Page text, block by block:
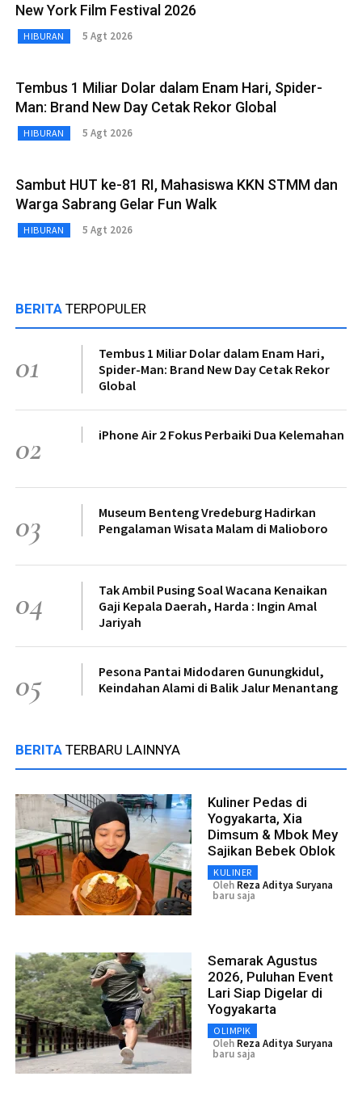
New York Film Festival 2026
HIBURAN 5 Agt 2026
Tembus 1 Miliar Dolar dalam Enam Hari, Spider-
Man: Brand New Day Cetak Rekor Global
HIBURAN 5 Agt 2026
Sambut HUT ke-81 RI, Mahasiswa KKN STMM dan
Warga Sabrang Gelar Fun Walk
HIBURAN 5 Agt 2026
BERITA TERPOPULER
01
Tembus 1 Miliar Dolar dalam Enam Hari,
Spider-Man: Brand New Day Cetak Rekor
Global
02 iPhone Air 2 Fokus Perbaiki Dua Kelemahan
03
Museum Benteng Vredeburg Hadirkan
Pengalaman Wisata Malam di Malioboro
04
Tak Ambil Pusing Soal Wacana Kenaikan
Gaji Kepala Daerah, Harda : Ingin Amal
Jariyah
05
Pesona Pantai Midodaren Gunungkidul,
Keindahan Alami di Balik Jalur Menantang
BERITA TERBARU LAINNYA
Kuliner Pedas di
Yogyakarta, Xia
Dimsum & Mbok Mey
Sajikan Bebek Oblok
KULINER
Oleh Reza Aditya Suryana
baru saja
Semarak Agustus
2026, Puluhan Event
Lari Siap Digelar di
Yogyakarta
OLIMPIK
Oleh Reza Aditya Suryana
baru saja